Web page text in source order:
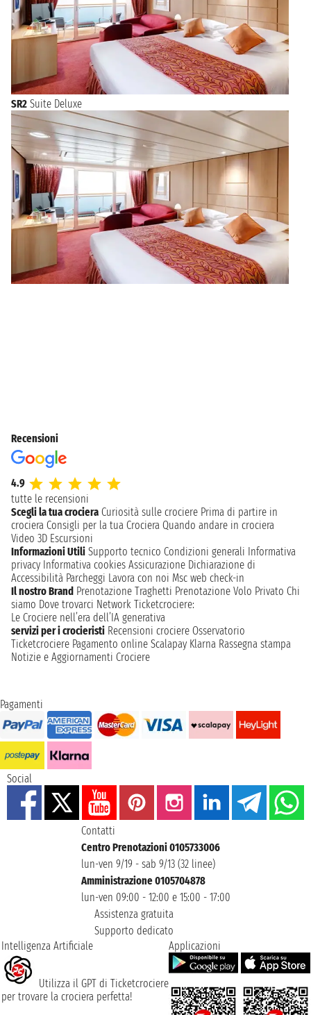
SR2 Suite Deluxe
Recensioni
4.9
tutte le recensioni
Scegli la tua crociera Curiosità sulle crociere Prima di partire in
crociera Consigli per la tua Crociera Quando andare in crociera
Video 3D Escursioni
Informazioni Utili Supporto tecnico Condizioni generali Informativa
privacy Informativa cookies Assicurazione Dichiarazione di
Accessibilità Parcheggi Lavora con noi Msc web check-in
Il nostro Brand Prenotazione Traghetti Prenotazione Volo Privato Chi
siamo Dove trovarci Network Ticketcrociere:
Le Crociere nell’era dell’IA generativa
servizi per i crocieristi Recensioni crociere Osservatorio
Ticketcrociere Pagamento online Scalapay Klarna Rassegna stampa
Notizie e Aggiornamenti Crociere
Pagamenti
Social
Contatti
Centro Prenotazioni 0105733006
lun-ven 9/19 - sab 9/13 (32 linee)
Amministrazione 0105704878
lun-ven 09:00 - 12:00 e 15:00 - 17:00
Assistenza gratuita
Supporto dedicato
Intelligenza Artificiale
Utilizza il GPT di Ticketcrociere
per trovare la crociera perfetta!
Applicazioni